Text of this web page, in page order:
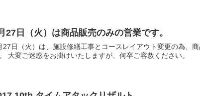
27日（火）は商品販売のみの営業です。
27日（火）は、施設修繕工事とコースレイアウト変更の為、
大変ご迷惑をお掛けいたしますが、何卒ご容赦ください。